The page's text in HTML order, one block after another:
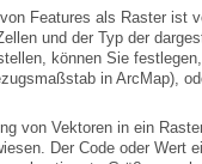
in ArcGlobe
ArcGlobe an